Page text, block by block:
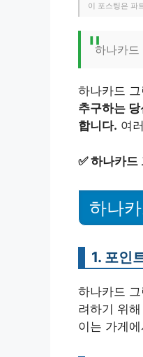
이 포스팅은 파
하나카
하나카드
추구하는
합니다. 여
✅하나카드
하나
1. 포인
하나카드
려하기 위
이는 가게